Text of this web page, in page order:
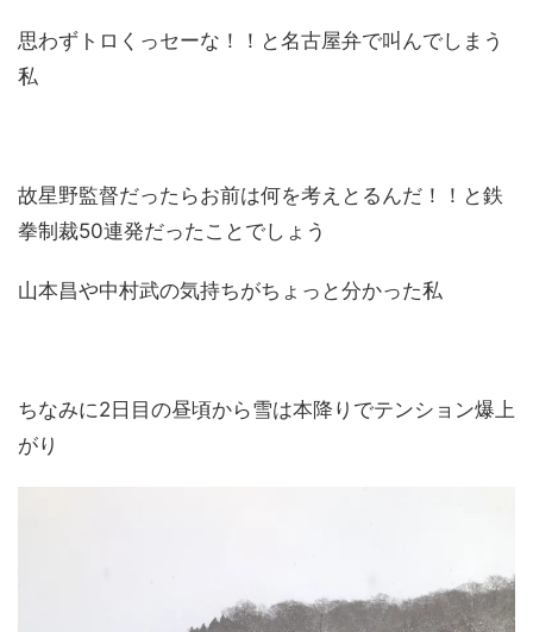
思わずトロくっセーな！！と名古屋弁で叫んでしまう
私
故星野監督だったらお前は何を考えとるんだ！！と鉄
拳制裁50連発だったことでしょう
山本昌や中村武の気持ちがちょっと分かった私
ちなみに2日目の昼頃から雪は本降りでテンション爆上
がり